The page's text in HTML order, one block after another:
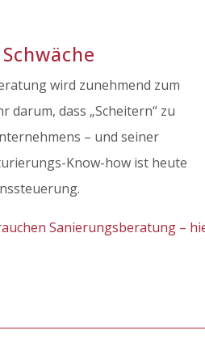
wird zunehmend zum
dass „Scheitern“ zu
– und seiner
Know-how ist heute
Sanierungsberatung –